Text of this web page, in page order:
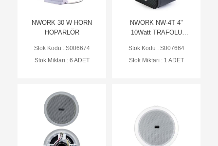
NWORK 30 W HORN
HOPARLÖR
Stok Kodu : S006674
Stok Miktarı : 6 ADET
NWORK NW-4T 4"
10Watt TRAFOLU
SİYAH
Stok Kodu : S007664
Stok Miktarı : 1 ADET